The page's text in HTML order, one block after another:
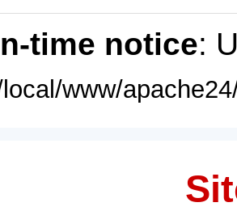
time notice:
www/